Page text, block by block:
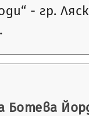
- гр.
Ботева